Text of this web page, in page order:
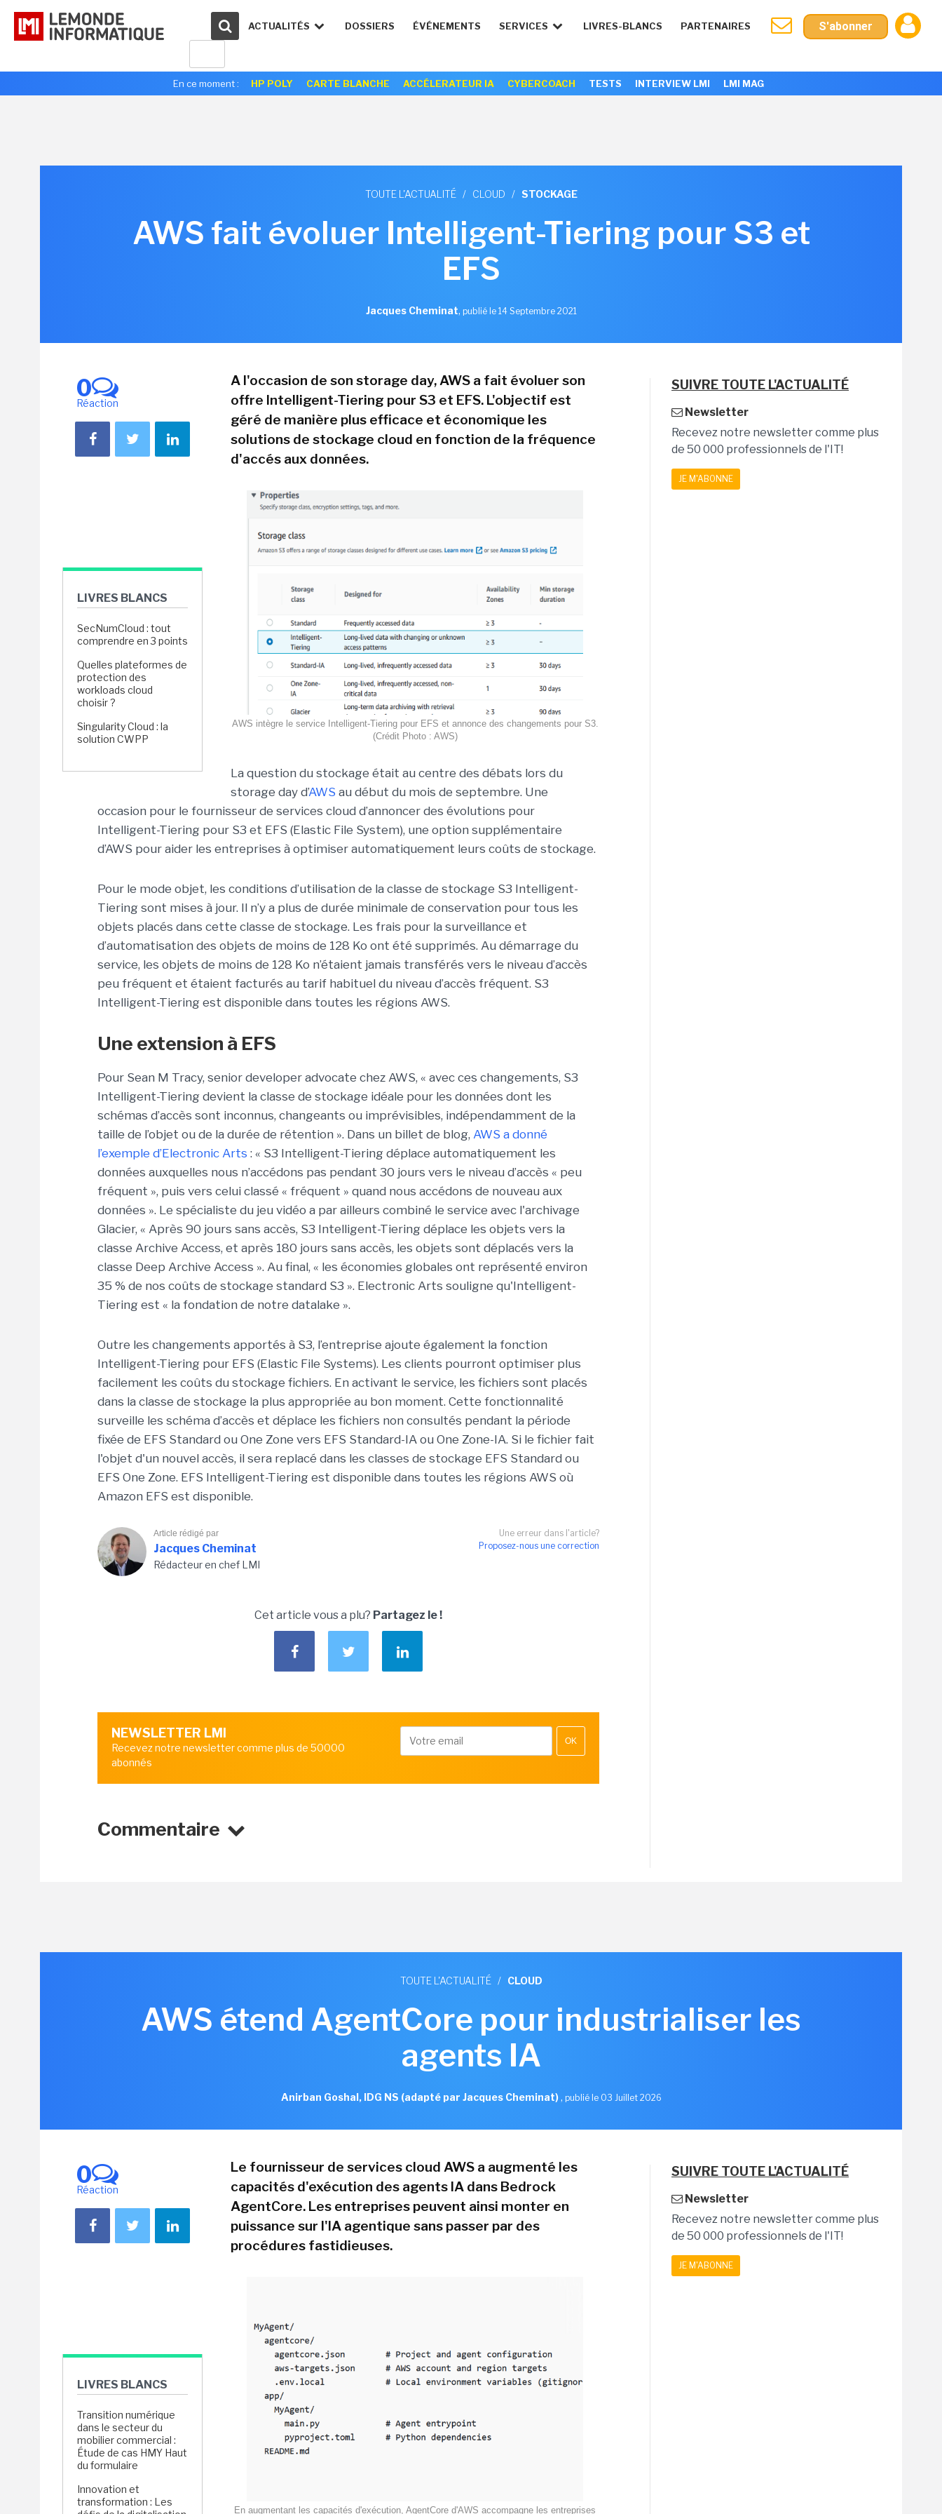
ACTUALITÉS DOSSIERS ÉVÉNEMENTS SERVICES LIVRES-BLANCS PARTENAIRES S'abonner
En ce moment : HP POLY CARTE BLANCHE ACCÉLERATEUR IA CYBERCOACH TESTS INTERVIEW LMI LMI MAG
TOUTE L'ACTUALITÉ / CLOUD / STOCKAGE
AWS fait évoluer Intelligent-Tiering pour S3 et
EFS
Jacques Cheminat, publié le 14 Septembre 2021
0
Réaction
LIVRES BLANCS
SecNumCloud : tout
comprendre en 3 points
Quelles plateformes de
protection des
workloads cloud
choisir ?
Singularity Cloud : la
solution CWPP
A l'occasion de son storage day, AWS a fait évoluer son
offre Intelligent-Tiering pour S3 et EFS. L'objectif est
géré de manière plus efficace et économique les
solutions de stockage cloud en fonction de la fréquence
d'accés aux données.
AWS intègre le service Intelligent-Tiering pour EFS et annonce des changements pour S3.
(Crédit Photo : AWS)
La question du stockage était au centre des débats lors du
storage day d’AWS au début du mois de septembre. Une
occasion pour le fournisseur de services cloud d’annoncer des évolutions pour
Intelligent-Tiering pour S3 et EFS (Elastic File System), une option supplémentaire
d’AWS pour aider les entreprises à optimiser automatiquement leurs coûts de stockage.
Pour le mode objet, les conditions d’utilisation de la classe de stockage S3 Intelligent-
Tiering sont mises à jour. Il n’y a plus de durée minimale de conservation pour tous les
objets placés dans cette classe de stockage. Les frais pour la surveillance et
d’automatisation des objets de moins de 128 Ko ont été supprimés. Au démarrage du
service, les objets de moins de 128 Ko n’étaient jamais transférés vers le niveau d’accès
peu fréquent et étaient facturés au tarif habituel du niveau d’accès fréquent. S3
Intelligent-Tiering est disponible dans toutes les régions AWS.
Une extension à EFS
Pour Sean M Tracy, senior developer advocate chez AWS, « avec ces changements, S3
Intelligent-Tiering devient la classe de stockage idéale pour les données dont les
schémas d’accès sont inconnus, changeants ou imprévisibles, indépendamment de la
taille de l’objet ou de la durée de rétention ». Dans un billet de blog, AWS a donné
l’exemple d’Electronic Arts : « S3 Intelligent-Tiering déplace automatiquement les
données auxquelles nous n’accédons pas pendant 30 jours vers le niveau d’accès « peu
fréquent », puis vers celui classé « fréquent » quand nous accédons de nouveau aux
données ». Le spécialiste du jeu vidéo a par ailleurs combiné le service avec l'archivage
Glacier, « Après 90 jours sans accès, S3 Intelligent-Tiering déplace les objets vers la
classe Archive Access, et après 180 jours sans accès, les objets sont déplacés vers la
classe Deep Archive Access ». Au final, « les économies globales ont représenté environ
35 % de nos coûts de stockage standard S3 ». Electronic Arts souligne qu'Intelligent-
Tiering est « la fondation de notre datalake ».
Outre les changements apportés à S3, l’entreprise ajoute également la fonction
Intelligent-Tiering pour EFS (Elastic File Systems). Les clients pourront optimiser plus
facilement les coûts du stockage fichiers. En activant le service, les fichiers sont placés
dans la classe de stockage la plus appropriée au bon moment. Cette fonctionnalité
surveille les schéma d’accès et déplace les fichiers non consultés pendant la période
fixée de EFS Standard ou One Zone vers EFS Standard-IA ou One Zone-IA. Si le fichier fait
l'objet d'un nouvel accès, il sera replacé dans les classes de stockage EFS Standard ou
EFS One Zone. EFS Intelligent-Tiering est disponible dans toutes les régions AWS où
Amazon EFS est disponible.
Une erreur dans l'article?
Proposez-nous une correction
Article rédigé par
Jacques Cheminat
Rédacteur en chef LMI
Cet article vous a plu? Partagez le !
NEWSLETTER LMI
Recevez notre newsletter comme plus de 50000
abonnés
OK
Commentaire
SUIVRE TOUTE L'ACTUALITÉ
Newsletter
Recevez notre newsletter comme plus
de 50 000 professionnels de l'IT!
JE M'ABONNE
TOUTE L'ACTUALITÉ / CLOUD
AWS étend AgentCore pour industrialiser les
agents IA
Anirban Goshal, IDG NS (adapté par Jacques Cheminat), publié le 03 Juillet 2026
0
Réaction
LIVRES BLANCS
Transition numérique
dans le secteur du
mobilier commercial :
Étude de cas HMY Haut
du formulaire
Innovation et
transformation : Les
Le fournisseur de services cloud AWS a augmenté les
capacités d'exécution des agents IA dans Bedrock
AgentCore. Les entreprises peuvent ainsi monter en
puissance sur l'IA agentique sans passer par des
procédures fastidieuses.
En augmentant les capacités d'exécution, AgentCore d'AWS accompagne les entreprises
SUIVRE TOUTE L'ACTUALITÉ
Newsletter
Recevez notre newsletter comme plus
de 50 000 professionnels de l'IT!
JE M'ABONNE